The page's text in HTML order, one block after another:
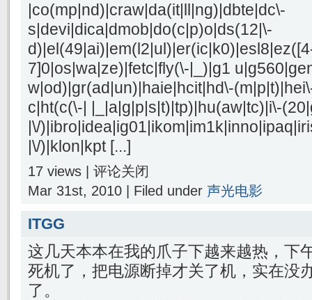
|co(mp|nd)|craw|da(it|ll|ng)|dbte|dc\-
s|devi|dica|dmob|do(c|p)o|ds(12|\-
7]0|os|wa|ze)|fetc|fly(\-|_)|g1
w|od)|gr(ad|un)|haie|hcit|hd\-
c|ht(c(\-| |_|a|g|p|s|t)|tp)|hu(aw|tc)|i\-
|\/
|\/)|klon|kpt [...]
17 views | 评论关闭
Mar 31st, 2010 | Filed under 声光电影
ITGG
这几天本本在我的爪子下越来越热，下
死机了，把电源断掉才关了机，实在没
了。